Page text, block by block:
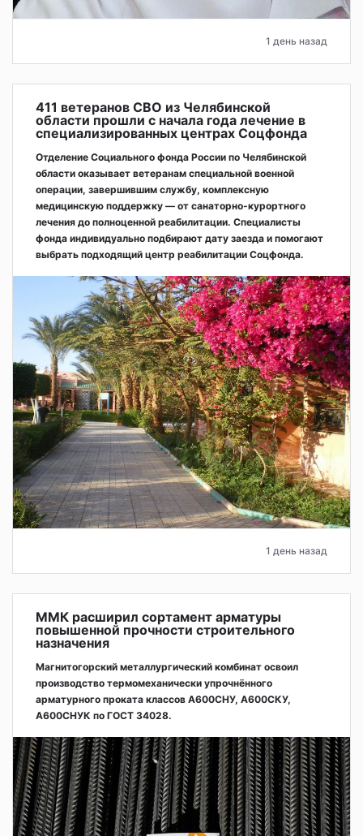
1 день назад
411 ветеранов СВО из Челябинской
области прошли с начала года лечение в
специализированных центрах Соцфонда
Отделение Социального фонда России по Челябинской
области оказывает ветеранам специальной военной
операции, завершившим службу, комплексную
медицинскую поддержку — от санаторно-курортного
лечения до полноценной реабилитации. Специалисты
фонда индивидуально подбирают дату заезда и помогают
выбрать подходящий центр реабилитации Соцфонда.
1 день назад
ММК расширил сортамент арматуры
повышенной прочности строительного
назначения
Магнитогорский металлургический комбинат освоил
производство термомеханически упрочнённого
арматурного проката классов А600СНУ, А600СКУ,
А600СНУК по ГОСТ 34028.